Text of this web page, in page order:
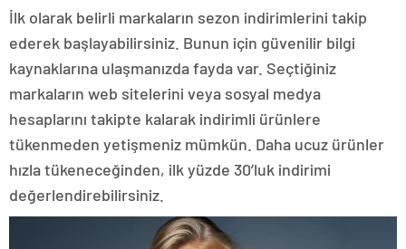
İlk olarak belirli markaların sezon indirimlerini takip
ederek başlayabilirsiniz. Bunun için güvenilir bilgi
kaynaklarına ulaşmanızda fayda var. Seçtiğiniz
markaların web sitelerini veya sosyal medya
hesaplarını takipte kalarak indirimli ürünlere
tükenmeden yetişmeniz mümkün. Daha ucuz ürünler
hızla tükeneceğinden, ilk yüzde 30’luk indirimi
değerlendirebilirsiniz.